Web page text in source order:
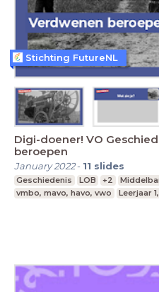
Digi-doener! VO
beroepen
January 2022- 11 slides
Geschiedenis LOB +2
vmbo, mavo, havo, vwo
Leerjaar
Stichting FutureNL